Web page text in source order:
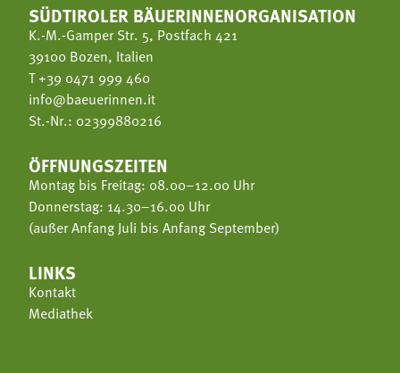
SÜDTIROLER BÄUERINNENORGANISATION
K.-M.-Gamper Str. 5, Postfach 421
39100 Bozen, Italien
T+39 0471 999 460
info@baeuerinnen.it
St.-Nr.: 02399880216
ÖFFNUNGSZEITEN
Montag bis Freitag: 08.00–12.00 Uhr
Donnerstag: 14.30–16.00 Uhr
(außer Anfang Juli bis Anfang September)
LINKS
Kontakt
Mediathek